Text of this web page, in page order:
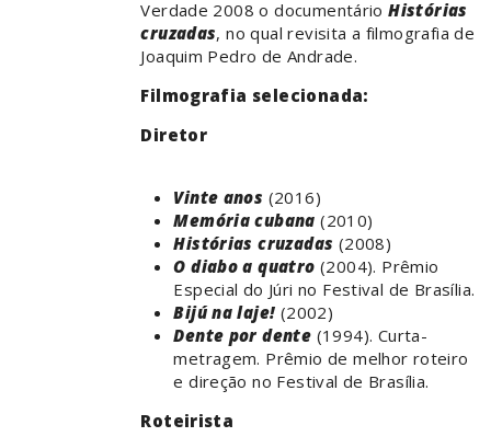
Verdade 2008 o documentárioHistórias
cruzadas, no qual revisita a filmografia de
Joaquim Pedro de Andrade.
Filmografia selecionada:
Diretor
Vinte anos (2016)
Memória cubana (2010)
Histórias cruzadas (2008)
O diabo a quatro (2004). Prêmio
Especial do Júri no Festival de Brasília.
Bijú na laje! (2002)
Dente por dente (1994). Curta-
metragem. Prêmio de melhor roteiro
e direção no Festival de Brasília.
Roteirista